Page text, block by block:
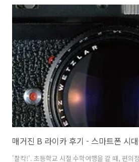
정을 공유하며 돈을 버는 것이 가능한 세상이
을 공유하는 게 더욱 중요해지는 시대입니다.
알기 쉽게 정리한 책 한 권이 있습니다. 바로
스 이코노미'입니다. 해당 도서는 프로세스 이
그리고 주의할 점을 알고 싶은 분들께 추천합
란..
'찰칵!'. 초등학교 시절 수학여행을 갈 때, 편의